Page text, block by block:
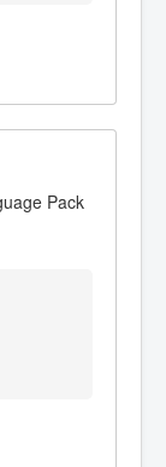
Pack